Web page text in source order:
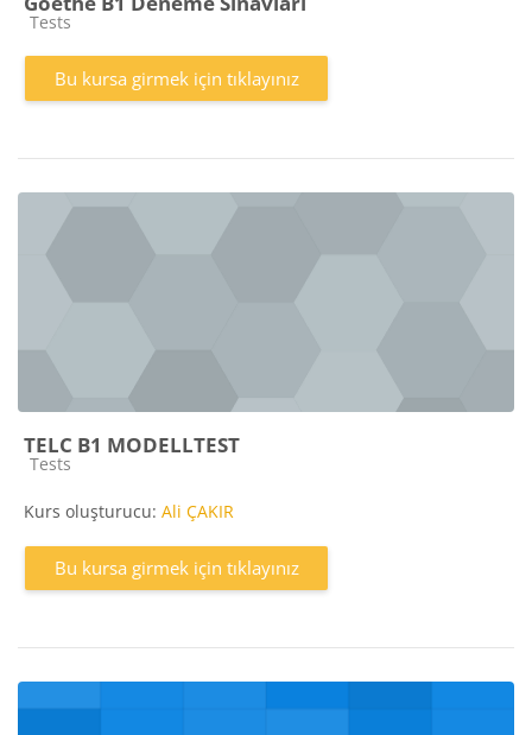
Kurs kategorisi
Tests
Bu kursa girmek için tıklayınız
TELC B1 MODELLTEST
Kurs kategorisi
Tests
Kurs oluşturucu: Ali ÇAKIR
Bu kursa girmek için tıklayınız